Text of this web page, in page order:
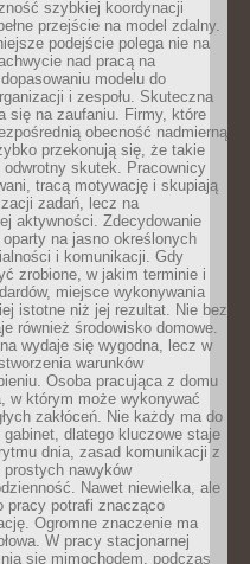
szybkiej koordynacji
przejście na model zdalny.
podejście polega nie na
nad pracą na
modelu do
i zespołu. Skuteczna
się na zaufaniu. Firmy, które
obecność nadmierną
przekonują się, że takie
skutek. Pracownicy
tracą motywację i skupiają
zadań, lecz na
aktywności. Zdecydowanie
oparty na jasno określonych
i komunikacji. Gdy
zrobione, w jakim terminie i
miejsce wykonywania
istotne niż jej rezultat. Nie bez
również środowisko domowe.
wydaje się wygodna, lecz w
warunków
Osoba pracująca z domu
w którym może wykonywać
zakłóceń. Nie każdy ma do
dlatego kluczowe staje
dnia, zasad komunikacji z
nawyków
Nawet niewielka, ale
pracy potrafi znacząco
Ogromne znaczenie ma
W pracy stacjonarnej
się mimochodem, podczas